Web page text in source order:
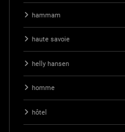
hammam
haute savoie
helly hansen
homme
hôtel